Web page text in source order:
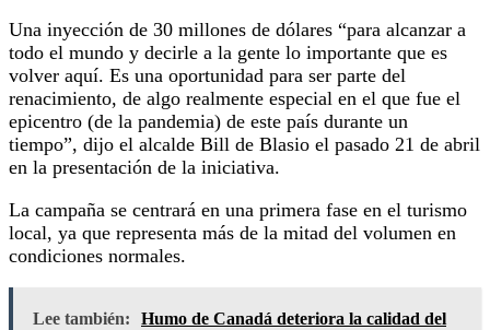
Una inyección de 30 millones de dólares “para alcanzar a
todo el mundo y decirle a la gente lo importante que es
volver aquí. Es una oportunidad para ser parte del
renacimiento, de algo realmente especial en el que fue el
epicentro (de la pandemia) de este país durante un
tiempo”, dijo el alcalde Bill de Blasio el pasado 21 de abril
en la presentación de la iniciativa.
La campaña se centrará en una primera fase en el turismo
local, ya que representa más de la mitad del volumen en
condiciones normales.
Lee también:
Humo de Canadá deteriora la calidad del